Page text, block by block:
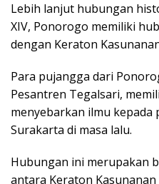
​Lebih lanjut hubungan
XIV, Ponorogo memiliki
dengan Keraton
​Para pujangga dari
Pesantren Tegalsari,
menyebarkan ilmu
Surakarta di masa lalu.
​Hubungan ini merupakan
antara Keraton